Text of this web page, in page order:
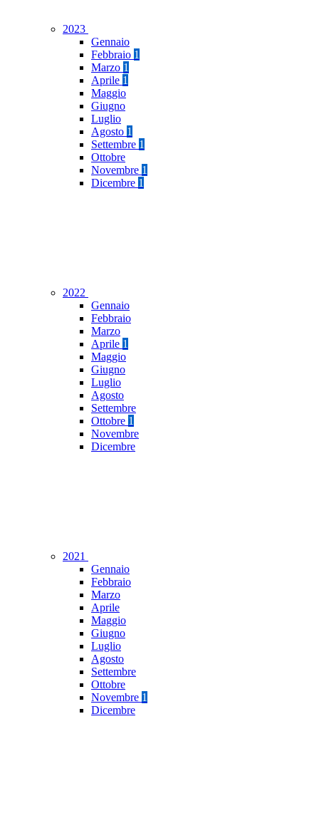
2023
Gennaio
Febbraio 1
Marzo 1
Aprile 1
Maggio
Giugno
Luglio
Agosto 1
Settembre 1
Ottobre
Novembre 1
Dicembre 1
2022
Gennaio
Febbraio
Marzo
Aprile 1
Maggio
Giugno
Luglio
Agosto
Settembre
Ottobre 1
Novembre
Dicembre
2021
Gennaio
Febbraio
Marzo
Aprile
Maggio
Giugno
Luglio
Agosto
Settembre
Ottobre
Novembre 1
Dicembre